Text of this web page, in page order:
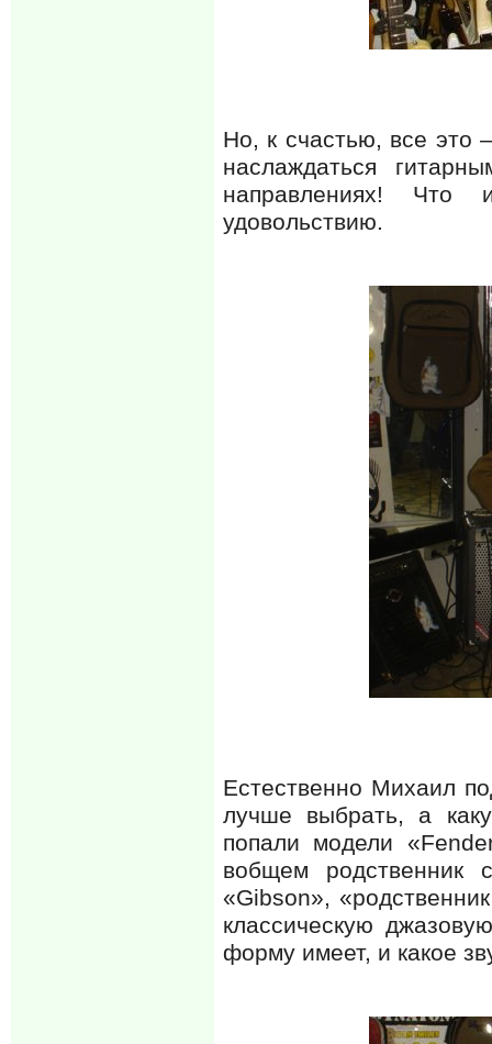
Но, к счастью, все
наслаждаться
направлениях! Что
удовольствию.
Естественно Михаил
лучше выбрать, а
попали модели
вобщем родственник
«Gibson»,
классическую
форму имеет, и какое